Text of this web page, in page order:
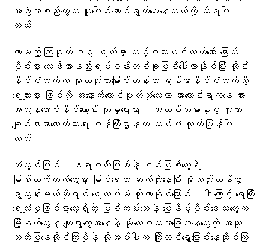
အဖွဲ့အစည်းတွေက ပူးပေါင်းဆောင်ရွက်ပေးနေတယ်လို့ သိရပါ
တယ်။
လာမည့် ဩဂုတ် ၁၃ ရက်မှာ ဘင်္ဂလားပင်လယ်အော် မြောက်
ပိုင်းမှာ လေဖိအားနည်းရပ်ဝန်းတစ်ခုဖြစ်ပေါ်လာနိုင်ပြီး ထိုင်း
နိုင်ငံဘက်က မုတ်သုံအားမြောင်းတန်းဟာ မြန်မာနိုင်ငံဘက်သို့
ရွေ့လျားမှာ ဖြစ်လို့ အနောက်တောင်မုတ်သုံလေဟာ အားကောင်းရာကနေ အား
အလွန်ကောင်းနိုင်ကြောင်း လူမှုရေးရာ၊ အလုပ်သမားနှင့် လူသား
ချင်းစာနာထောက်ထားရေး ဝန်ကြီးဌာနက ထပ်မံ ထုတ်ပြန်ပါ
တယ်။
သံလွင်မြစ်၊ ဧရာဝတီမြစ်နဲ့ ၎င်းမြစ်တွေရဲ့
မြစ်လက်တက်တွေမှာ မြစ်ရေဟာ ဆက်တိုးနေပြီး မိုးသည်းထန်စွာ
ရွာသွန်းမယ်ဆိုရင် ရေထပ်မံ တိုးလာနိုင်ကြောင်း၊ ဒါကြောင့် ရေကြီး
ရေလျှံမှုဖြစ်ပွားလေ့ရှိတဲ့ မြစ်ကမ်းဘေးနဲ့ မြေနိမ့်ပိုင်းဒေသတွေက
မြို့နယ်တွေနဲ့ ကျေးရွာတွေအနေနဲ့ မိုးလေဝသအခြေအနေတွေကို အထူး
သတိပြုနေထိုင်ကြဖို့နဲ့ လိုအပ်ပါက ကြိုတင်ရွှေ့ပြောင်းနေထိုင်ကြ